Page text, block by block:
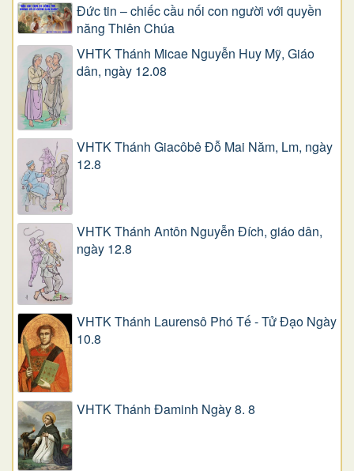
Đức tin – chiếc cầu nối con người với quyền
năng Thiên Chúa
VHTK Thánh Micae Nguyễn Huy Mỹ, Giáo
dân, ngày 12.08
VHTK Thánh Giacôbê Ðỗ Mai Năm, Lm, ngày
12.8
VHTK Thánh Antôn Nguyễn Ðích, giáo dân,
ngày 12.8
VHTK Thánh Laurensô Phó Tế - Tử Đạo Ngày
10.8
VHTK Thánh Đaminh Ngày 8. 8